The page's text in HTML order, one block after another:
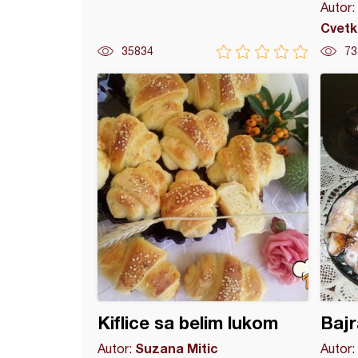
35834
Autor:
Kiflice sa belim lukom
Autor: Suzana Mitic Autor: